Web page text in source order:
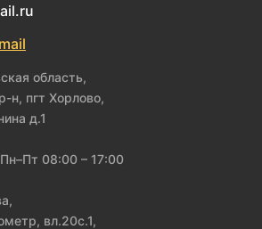
область,
н, пгт Хорлово,
д.1
08:00 – 17:00
вл.20с.1,